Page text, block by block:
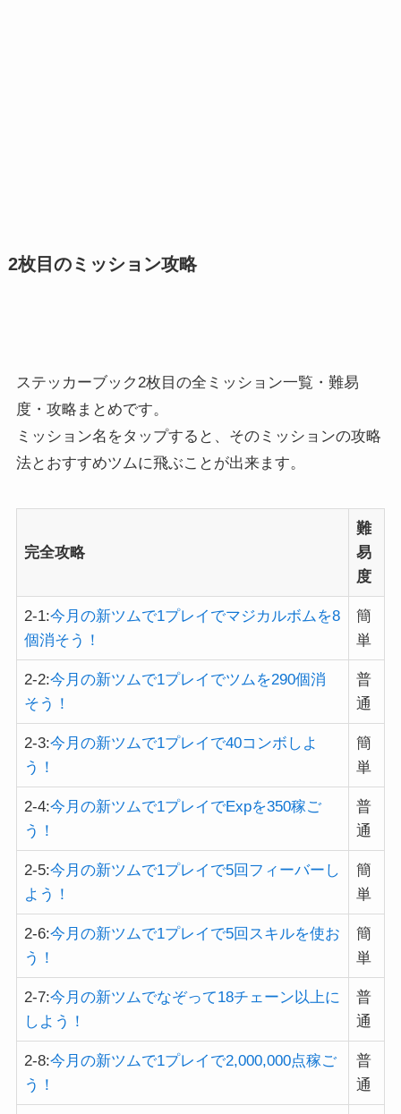
2枚目のミッション攻略
ステッカーブック2枚目の全ミッション一覧・難易
度・攻略まとめです。
ミッション名をタップすると、そのミッションの攻略
法とおすすめツムに飛ぶことが出来ます。
完全攻略
難
易
度
2-1:今月の新ツムで1プレイでマジカルボムを8
個消そう！
簡
単
2-2:今月の新ツムで1プレイでツムを290個消
そう！
普
通
2-3:今月の新ツムで1プレイで40コンボしよ
う！
簡
単
2-4:今月の新ツムで1プレイでExpを350稼ご
う！
普
通
2-5:今月の新ツムで1プレイで5回フィーバーし
よう！
簡
単
2-6:今月の新ツムで1プレイで5回スキルを使お
う！
簡
単
2-7:今月の新ツムでなぞって18チェーン以上に
しよう！
普
通
2-8:今月の新ツムで1プレイで2,000,000点稼ご
う！
普
通